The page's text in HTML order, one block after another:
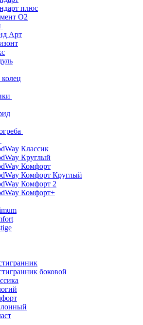
плюс
О2
Арт
Классик
Круглый
Комфорт
Комфорт Круглый
Комфорт 2
Комфорт+
боковой